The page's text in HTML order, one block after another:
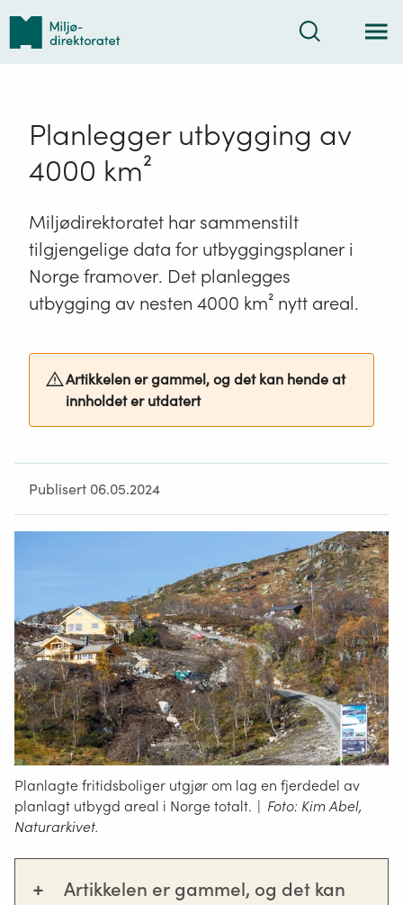
Tilbake
forsiden
Søk
Planlegger utbygging av
4000 km²
Miljødirektoratet har sammenstilt
tilgjengelige data for utbyggingsplaner i
Norge framover. Det planlegges
utbygging av nesten 4000 km² nytt areal.
Artikkelen er gammel, og det kan hende at
innholdet er utdatert
Publisert 06.05.2024
Planlagte fritidsboliger utgjør om lag en fjerdedel av
planlagt utbygd areal i Norge totalt. | Foto: Kim Abel,
Naturarkivet.
+
Artikkelen er gammel, og det kan